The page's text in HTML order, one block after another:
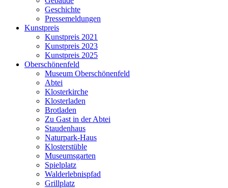
Geschichte
Pressemeldungen
Kunstpreis
Kunstpreis 2021
Kunstpreis 2023
Kunstpreis 2025
Oberschönenfeld
Museum Oberschönenfeld
Abtei
Klosterkirche
Klosterladen
Brotladen
Zu Gast in der Abtei
Staudenhaus
Naturpark-Haus
Klosterstüble
Museumsgarten
Spielplatz
Walderlebnispfad
Grillplatz